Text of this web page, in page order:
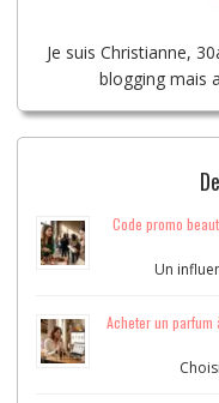
Je suis Christianne,
blogging mais
Code promo
Un
Acheter un parfum